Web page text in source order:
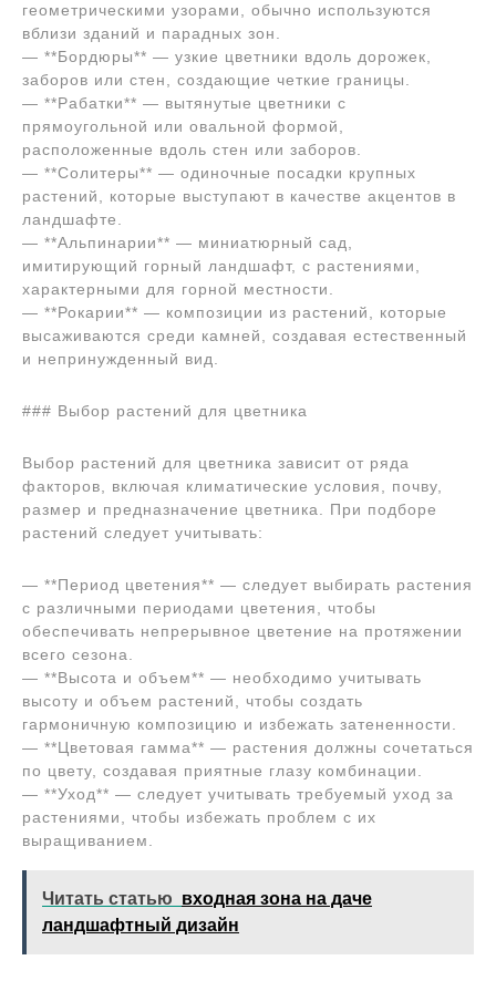
геометрическими узорами, обычно используются
вблизи зданий и парадных зон.
— **Бордюры** — узкие цветники вдоль дорожек,
заборов или стен, создающие четкие границы.
— **Рабатки** — вытянутые цветники с
прямоугольной или овальной формой,
расположенные вдоль стен или заборов.
— **Солитеры** — одиночные посадки крупных
растений, которые выступают в качестве акцентов в
ландшафте.
— **Альпинарии** — миниатюрный сад,
имитирующий горный ландшафт, с растениями,
характерными для горной местности.
— **Рокарии** — композиции из растений, которые
высаживаются среди камней, создавая естественный
и непринужденный вид.
### Выбор растений для цветника
Выбор растений для цветника зависит от ряда
факторов, включая климатические условия, почву,
размер и предназначение цветника. При подборе
растений следует учитывать:
— **Период цветения** — следует выбирать растения
с различными периодами цветения, чтобы
обеспечивать непрерывное цветение на протяжении
всего сезона.
— **Высота и объем** — необходимо учитывать
высоту и объем растений, чтобы создать
гармоничную композицию и избежать затененности.
— **Цветовая гамма** — растения должны сочетаться
по цвету, создавая приятные глазу комбинации.
— **Уход** — следует учитывать требуемый уход за
растениями, чтобы избежать проблем с их
выращиванием.
Читать статью входная зона на даче
ландшафтный дизайн